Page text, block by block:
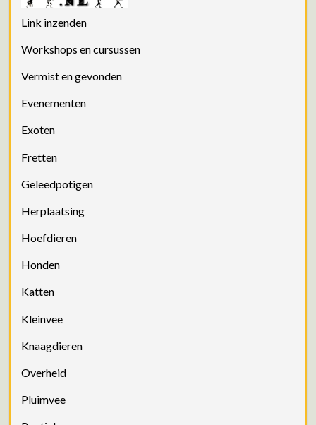
Link inzenden
Workshops en cursussen
Vermist en gevonden
Evenementen
Exoten
Fretten
Geleedpotigen
Herplaatsing
Hoefdieren
Honden
Katten
Kleinvee
Knaagdieren
Overheid
Pluimvee